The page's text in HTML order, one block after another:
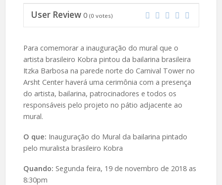
User Review 0 (0 votes)
Para comemorar a inauguração do mural que o
artista brasileiro Kobra pintou da bailarina brasileira
Itzka Barbosa na parede norte do Carnival Tower no
Arsht Center haverá uma cerimônia com a presença
do artista, bailarina, patrocinadores e todos os
responsáveis pelo projeto no pátio adjacente ao
mural.
O que: Inauguração do Mural da bailarina pintado
pelo muralista brasileiro Kobra
Quando: Segunda feira, 19 de novembro de 2018 as
8:30pm